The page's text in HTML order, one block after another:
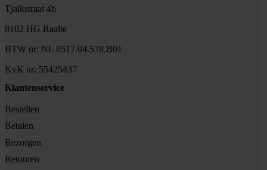
Tjalkstraat 4b
8102 HG Raalte
BTW nr: NL 8517.04.578.B01
KvK nr: 55425437
Klantenservice
Bestellen
Betalen
Bezorgen
Retouren